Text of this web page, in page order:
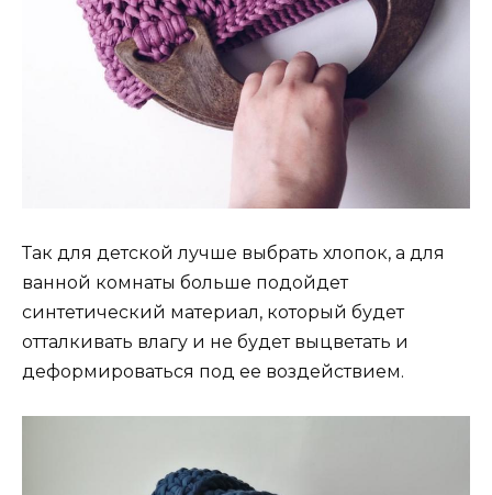
Так для детской лучше выбрать хлопок, а для
ванной комнаты больше подойдет
синтетический материал, который будет
отталкивать влагу и не будет выцветать и
деформироваться под ее воздействием.